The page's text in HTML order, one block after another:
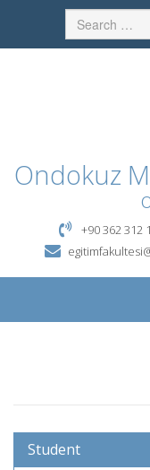
Ondokuz
+90 362 312
Student